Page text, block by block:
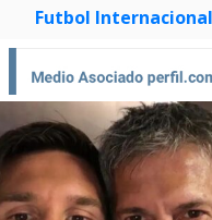
Futbol Internacional